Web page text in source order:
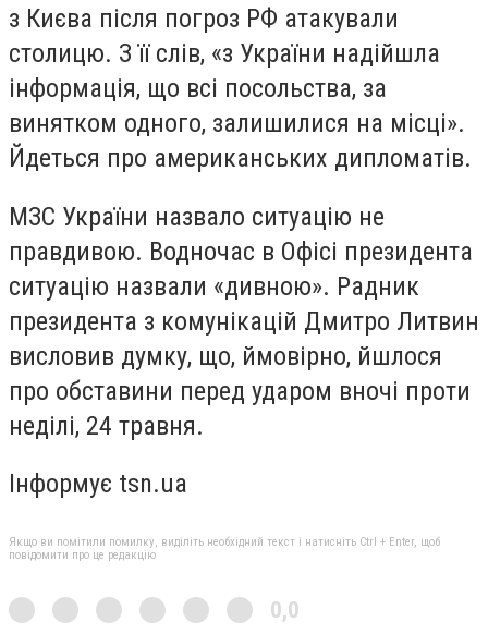
з Києва після погроз РФ атакували
столицю. З її слів, «з України надійшла
інформація, що всі посольства, за
винятком одного, залишилися на місці».
Йдеться про американських дипломатів.
МЗС України назвало ситуацію не
правдивою. Водночас в Офісі президента
ситуацію назвали «дивною». Радник
президента з комунікацій Дмитро Литвин
висловив думку, що, ймовірно, йшлося
про обставини перед ударом вночі проти
неділі, 24 травня.
Інформує tsn.ua
Якщо ви помітили помилку, виділіть необхідний текст і натисніть Ctrl + Enter, щоб
повідомити про це редакцію
0,0